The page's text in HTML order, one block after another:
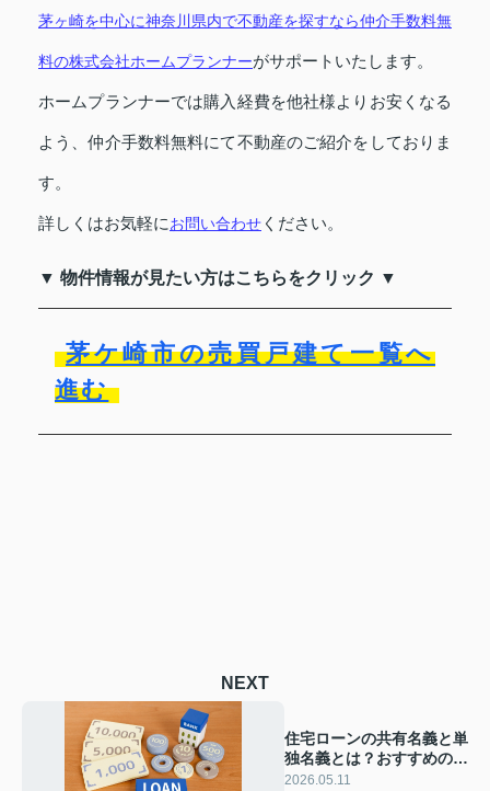
茅ヶ崎を中心に神奈川県内で不動産を探すなら仲介手数料無
料の株式会社ホームプランナーがサポートいたします。
ホームプランナーでは購入経費を他社様よりお安くなる
よう、仲介手数料無料にて不動産のご紹介をしておりま
す。
詳しくはお気軽にお問い合わせ ください。
▼ 物件情報が見たい方はこちらをクリック ▼
茅ケ崎市の売買戸建て一覧へ
進む
NEXT
住宅ローンの共有名義と単
独名義とは？おすすめの事
例をそれぞれ解説
2026.05.11